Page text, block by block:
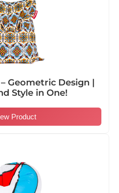
Geometric Design |
Style in One!
Product